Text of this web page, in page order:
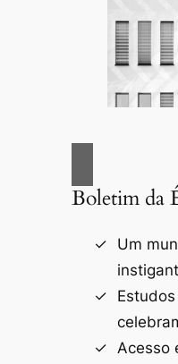
Boletim da
Um
Acesso